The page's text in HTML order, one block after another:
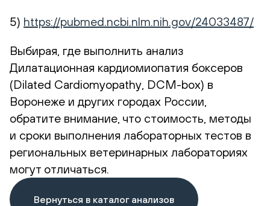
5) https://pubmed.ncbi.nlm.nih.gov/24033487/
Выбирая, где выполнить анализ
Дилатационная кардиомиопатия боксеров
(Dilated Cardiomyopathy, DCM-box) в
Воронеже и других городах России,
обратите внимание, что стоимость, методы
и сроки выполнения лабораторных тестов в
региональных ветеринарных лабораториях
могут отличаться.
Вернуться в каталог анализов